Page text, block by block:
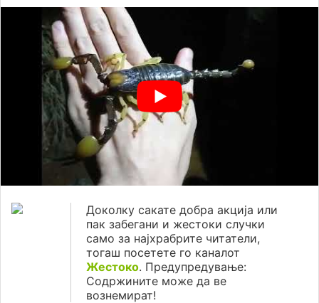
Доколку сакате добра акција или
пак забегани и жестоки случки
само за најхрабрите читатели,
тогаш посетете го каналот
Жестоко. Предупредување:
Содржините може да ве
вознемират!